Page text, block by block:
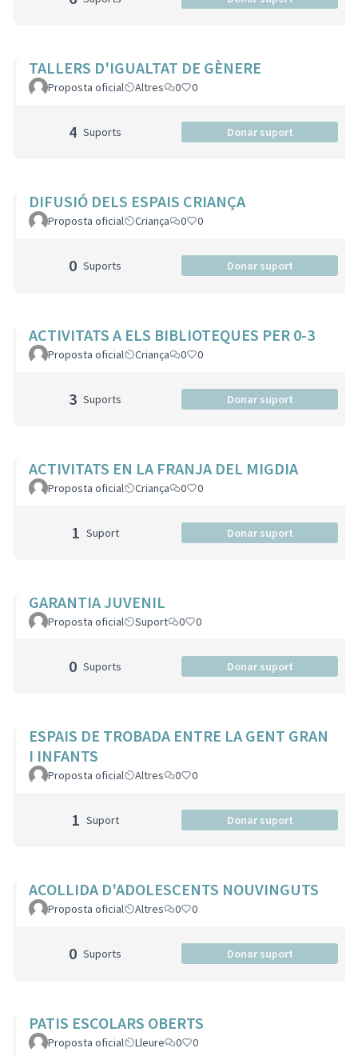
TALLERS D'IGUALTAT DE GÈNERE
Proposta oficial Altres 0 0
4 Suports Donar suport
DIFUSIÓ DELS ESPAIS CRIANÇA
Proposta oficial Criança 0 0
0 Suports Donar suport
ACTIVITATS A ELS BIBLIOTEQUES PER 0-3
Proposta oficial Criança 0 0
3 Suports Donar suport
ACTIVITATS EN LA FRANJA DEL MIGDIA
Proposta oficial Criança 0 0
1 Suport Donar suport
GARANTIA JUVENIL
Proposta oficial Suport 0 0
0 Suports Donar suport
ESPAIS DE TROBADA ENTRE LA GENT GRAN
I INFANTS
Proposta oficial Altres 0 0
1 Suport Donar suport
ACOLLIDA D'ADOLESCENTS NOUVINGUTS
Proposta oficial Altres 0 0
0 Suports Donar suport
PATIS ESCOLARS OBERTS
Proposta oficial Lleure 0 0